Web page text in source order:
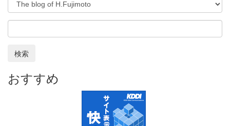
検索
おすすめ